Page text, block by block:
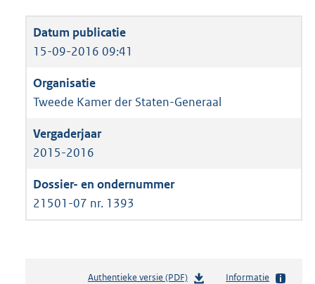
15-09-2016 09:41
Tweede Kamer der Staten-Generaal
2015-2016
21501-07 nr. 1393
Authentieke versie (PDF)b
Informatie